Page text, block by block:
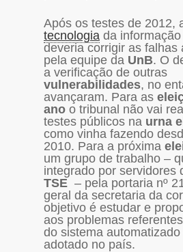
Após os testes de 2012,
tecnologia da
deveria corrigir as falhas
pela equipe da UnB. O
a verificação de outras
vulnerabilidades, no
avançaram. Para as
ano o tribunal não vai
testes públicos na urna
como vinha fazendo
2010. Para a próxima
um grupo de trabalho –
integrado por servidores
TSE – pela portaria nº
geral da secretaria da
objetivo é estudar e
aos problemas
do sistema
adotado no país.